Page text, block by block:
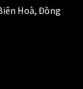
Hoà, Đồng